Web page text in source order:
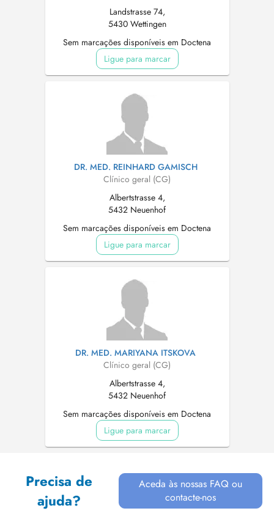
Landstrasse 74,
5430 Wettingen
Sem marcações disponíveis em Doctena
Ligue para marcar
DR. MED. REINHARD GAMISCH
Clínico geral (CG)
Albertstrasse 4,
5432 Neuenhof
Sem marcações disponíveis em Doctena
Ligue para marcar
DR. MED. MARIYANA ITSKOVA
Clínico geral (CG)
Albertstrasse 4,
5432 Neuenhof
Sem marcações disponíveis em Doctena
Ligue para marcar
Precisa de
ajuda?
Aceda às nossas FAQ ou
contacte-nos